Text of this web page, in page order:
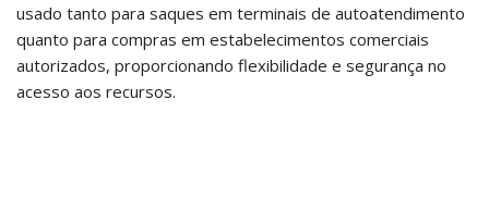
usado tanto para saques em terminais de autoatendimento
quanto para compras em estabelecimentos comerciais
autorizados, proporcionando flexibilidade e segurança no
acesso aos recursos.